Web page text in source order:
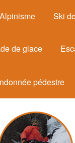
Alpinisme Ski
de glace
pédestre